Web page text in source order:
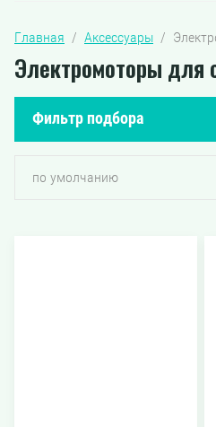
Главная
  /
Аксессуары
/
Электромоторы для
Фильтр подбора
по умолчанию